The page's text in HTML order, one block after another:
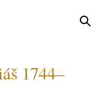
1744–